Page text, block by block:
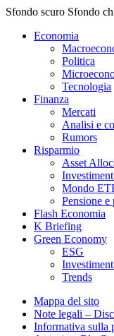
Sfondo scuro Sfondo
Economia
Politica
Tecnologia
Finanza
Mercati
Analisi e
Rumors
Risparmio
Asset
Mondo
Pensione e
Flash Economia
K Briefing
Green Economy
ESG
Trends
Mappa del sito
Note legali –
Informativa sulla